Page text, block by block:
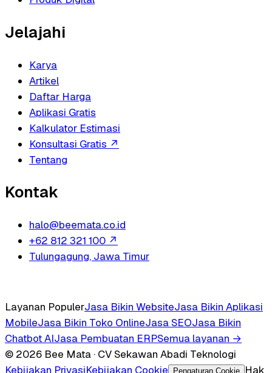
Jelajahi
Karya
Artikel
Daftar Harga
Aplikasi Gratis
Kalkulator Estimasi
Konsultasi Gratis ↗
Tentang
Kontak
halo@beemata.co.id
+62 812 321 100 ↗
Tulungagung, Jawa Timur
Layanan PopulerJasa Bikin WebsiteJasa Bikin Aplikasi
MobileJasa Bikin Toko OnlineJasa SEOJasa Bikin
Chatbot AIJasa Pembuatan ERPSemua layanan →
© 2026 Bee Mata · CV Sekawan Abadi Teknologi
Kebijakan PrivasiKebijakan Cookie Pengaturan Cookie
Hak